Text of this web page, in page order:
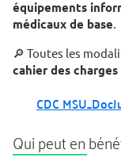
équipements
médicaux de base.
🔎 Toutes les
cahier des charges
CDC
Qui peut en